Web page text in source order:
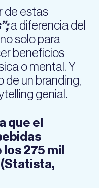
de estas
a diferencia del
solo para
beneficios
o mental. Y
un branding,
genial.
que el
275 mil